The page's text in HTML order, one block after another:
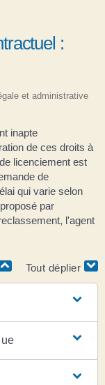
:
et administrative
inapte
de ces droits à
licenciement est
de
qui varie selon
par
l'agent
Tout déplier